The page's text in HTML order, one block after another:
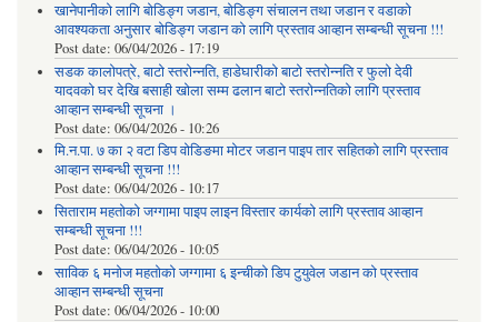
खानेपानीको लागि बोडिङ्ग जडान, बोडिङ्ग संचालन तथा जडान र वडाको
आवश्यकता अनुसार बोडिङ्ग जडान को लागि प्रस्ताव आव्हान सम्बन्धी सूचना !!!
Post date: 06/04/2026 - 17:19
सडक कालोपत्रे, बाटो स्तरोन्नति, हाडेघारीको बाटो स्तरोन्नति र फुलो देवी
यादवको घर देखि बसाही खोला सम्म ढलान बाटो स्तरोन्नतिको लागि प्रस्ताव
आव्हान सम्बन्धी सूचना ।
Post date: 06/04/2026 - 10:26
मि.न.पा. ७ का २ वटा डिप वोडिङमा मोटर जडान पाइप तार सहितको लागि प्रस्ताव
आव्हान सम्बन्धी सूचना !!!
Post date: 06/04/2026 - 10:17
सिताराम महतोको जग्गामा पाइप लाइन विस्तार कार्यको लागि प्रस्ताव आव्हान
सम्बन्धी सूचना !!!
Post date: 06/04/2026 - 10:05
साविक ६ मनोज महतोको जग्गामा ६ इन्चीको डिप टुयुवेल जडान को प्रस्ताव
आव्हान सम्बन्धी सूचना
Post date: 06/04/2026 - 10:00